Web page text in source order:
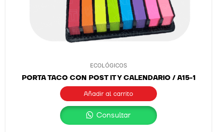
ECOLÓGICOS
PORTA TACO CON POST IT Y CALENDARIO / A15-1
Añadir al carrito
Consultar